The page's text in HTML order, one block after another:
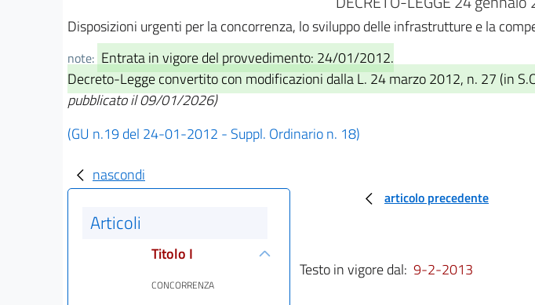
Disposizioni urgenti per la concorrenza, lo sviluppo delle infrastrutture e la
note: Entrata in vigore del provvedimento: 24/01/2012.
Decreto-Legge convertito con modificazioni dalla L. 24 marzo 2012, n. 27 (in
pubblicato il 09/01/2026)
(GU n.19 del 24-01-2012 - Suppl. Ordinario n. 18)
nascondi
Articoli
Titolo I
CONCORRENZA
articolo precedente
Testo in vigore dal: 9-2-2013